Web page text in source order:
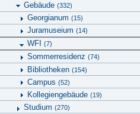
Gebäude (332)
Georgianum (15)
Juramuseium (14)
WFI (7)
Sommerresidenz (74)
Bibliotheken (154)
Campus (52)
Kollegiengebäude (19)
Studium (270)